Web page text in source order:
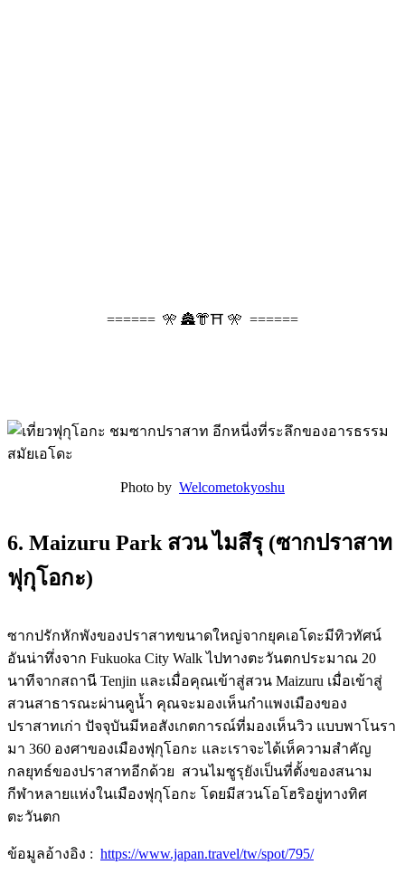
====== 🎌 🏯👘⛩️ 🎌 ======
Photo by Welcometokyoshu
6. Maizuru Park สวน ไมสึรุ (ซากปราสาท
ฟุกุโอกะ)
ซากปรักหักพังของปราสาทขนาดใหญ่จากยุคเอโดะมีทิวทัศน์
อันน่าทึ่งจาก Fukuoka City Walk ไปทางตะวันตกประมาณ 20
นาทีจากสถานี Tenjin และเมื่อคุณเข้าสู่สวน Maizuru เมื่อเข้าสู่
สวนสาธารณะผ่านคูน้ำ คุณจะมองเห็นกำแพงเมืองของ
ปราสาทเก่า ปัจจุบันมีหอสังเกตการณ์ที่มองเห็นวิว แบบพาโนรา
มา 360 องศาของเมืองฟุกุโอกะ และเราจะได้เห็ความสำคัญ
กลยุทธ์ของปราสาทอีกด้วย สวนไมซูรุยังเป็นที่ตั้งของสนาม
กีฬาหลายแห่งในเมืองฟุกุโอกะ โดยมีสวนโอโฮริอยู่ทางทิศ
ตะวันตก
ข้อมูลอ้างอิง : https://www.japan.travel/tw/spot/795/